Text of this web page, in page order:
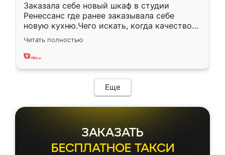
Заказала себе новый шкаф в студии
Ренессанс где ранее заказывала себе
новую кухню.Чего искать, когда качеством
вполне довольна. Служит кухня уже почти
два года, нареканий нет.
Читать полностью
Еще
ЗАКАЗАТЬ
БЕСПЛАТНОЕ ТАКСИ